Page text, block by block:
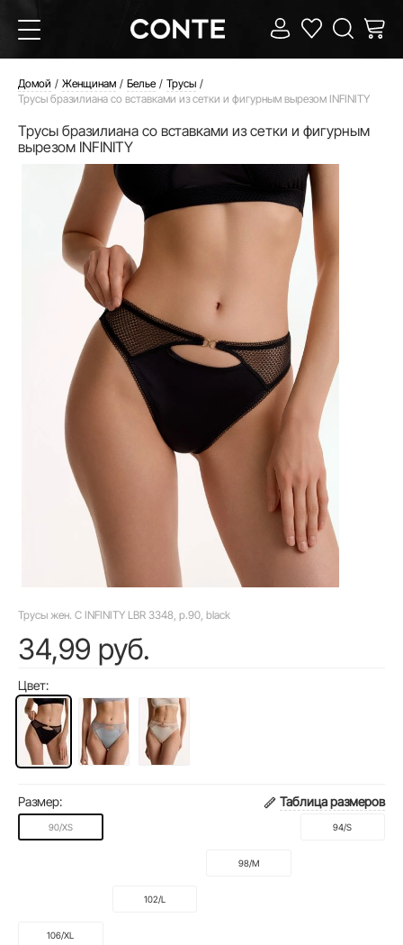
Домой Женщинам Белье
Трусы
Трусы бразилиана со вставками из сетки и фигурным вырезом INFINITY
Трусы бразилиана со вставками из сетки и фигурным
вырезом INFINITY
Трусы жен. C INFINITY LBR 3348, р.90, black
34,99 руб.
Цвет:
Размер: Таблица размеров
90/XS 94/S
98/M
102/L
106/XL